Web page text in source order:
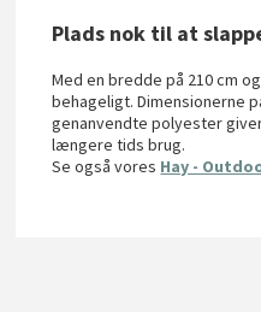
Plads nok til at
Med en bredde på 210 cm
behageligt. Dimensionerne
genanvendte polyester
længere tids brug.
Se også vores Hay -